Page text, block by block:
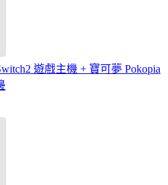
遊戲主機 + 寶可夢 Pokopia